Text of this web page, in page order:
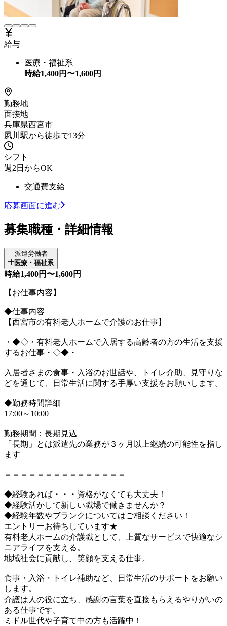
給与
医療・福祉系
時給1,400円〜1,600円
勤務地
面接地
兵庫県西宮市
夙川駅から徒歩で13分
シフト
週2日からOK
交通費支給
応募画面に進む
募集職種・詳細情報
派遣労働者
医療・福祉系
時給1,400円〜1,600円
【お仕事内容】
◆仕事内容
【西宮市の有料老人ホームで介護のお仕事】
・◆◇・有料老人ホームで入居する高齢者の方の生活を支援
するお仕事・◇◆・
入居者さまの食事・入浴のお世話や、トイレ介助、見守りな
どを通じて、日常生活に関する手厚い支援をお願いします。
◆勤務時間詳細
17:00～10:00
勤務期間：長期見込
「長期」とは派遣先の業務が３ヶ月以上継続の可能性を指し
ます
＝＝＝＝＝＝＝＝＝＝＝＝＝＝＝
◆経験あれば・・・資格がなくても大丈夫！
◆経験活かして新しい職場で働きませんか？
◆経験年数やブランクについてはご相談ください！
エントリーお待ちしています★
有料老人ホームの介護職として、上質なサービスで快適なシ
ニアライフを支える。
地域社会に貢献し、笑顔を支える仕事。
食事・入浴・トイレ補助など、日常生活のサポートをお願い
します。
介護は人の役に立ち、感謝の言葉を直接もらえるやりがいの
ある仕事です。
ミドル世代や子育て中の方も活躍中！